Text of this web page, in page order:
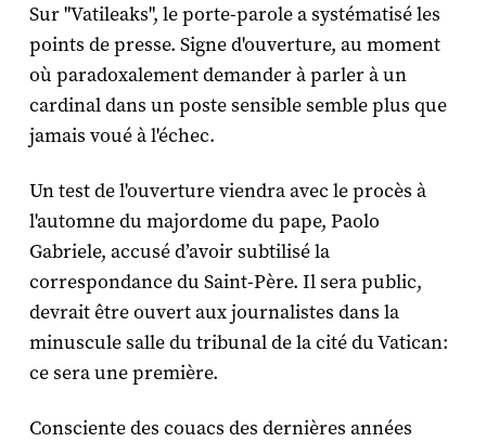
Sur "Vatileaks", le porte-parole a systématisé les
points de presse. Signe d'ouverture, au moment
où paradoxalement demander à parler à un
cardinal dans un poste sensible semble plus que
jamais voué à l'échec.
Un test de l'ouverture viendra avec le procès à
l'automne du majordome du pape, Paolo
Gabriele, accusé d’avoir subtilisé la
correspondance du Saint-Père. Il sera public,
devrait être ouvert aux journalistes dans la
minuscule salle du tribunal de la cité du Vatican:
ce sera une première.
Consciente des couacs des dernières années